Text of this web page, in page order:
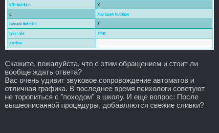
Скажите, пожалуйста, что с этим обращением и стоит ли
вообще ждать ответа?
Вас очень удивит звуковое сопровождение автоматов и
отличная графика. В последнее время психологи советуют
не торопиться с "походом" в школу. И еще вопрос: После
вышеописанной процедуры, добавляются свежие сливки?